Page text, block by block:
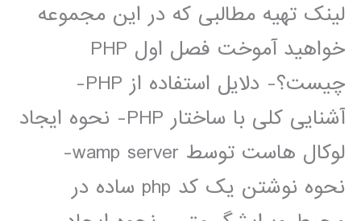
لینک تهیه مطالبی که در این مجموعه
خواهید آموخت فصل اول PHP
چیست؟- دلایل استفاده از PHP-
آشنایی کلی با ساختار PHP- نحوه ایجاد
لوکال هاست توسط wamp server-
نحوه نوشتن یک کد php ساده در